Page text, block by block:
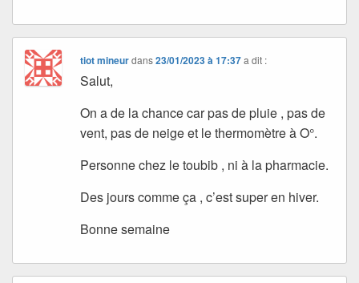
tiot mineurdans23/01/2023 à 17:37 a dit :
Salut,
On a de la chance car pas de pluie , pas de
vent, pas de neige et le thermomètre à O°.
Personne chez le toubib , ni à la pharmacie.
Des jours comme ça , c’est super en hiver.
Bonne semaine